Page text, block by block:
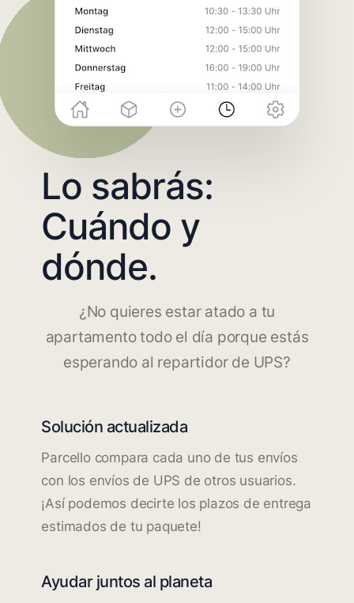
Lo sabrás:
Cuándo y
dónde.
¿No quieres estar atado a tu
apartamento todo el día porque estás
esperando al repartidor de UPS?
Solución actualizada
Parcello compara cada uno de tus envíos
con los envíos de UPS de otros usuarios.
¡Así podemos decirte los plazos de entrega
estimados de tu paquete!
Ayudar juntos al planeta